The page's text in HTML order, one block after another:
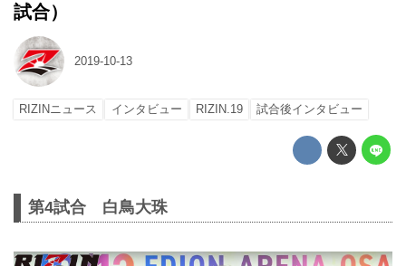
試合）
2019-10-13
RIZINニュース インタビュー RIZIN.19 試合後インタビュー
第4試合 白鳥大珠